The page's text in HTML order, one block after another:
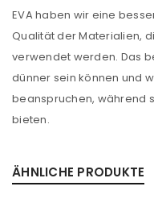
Ein Link zum
NEWSLETTER
EVA haben wir eine
Qualität der Materialien,
verwendet werden. Das
dünner sein können und
beanspruchen, während
bieten.
ÄHNLICHE PRODUKTE